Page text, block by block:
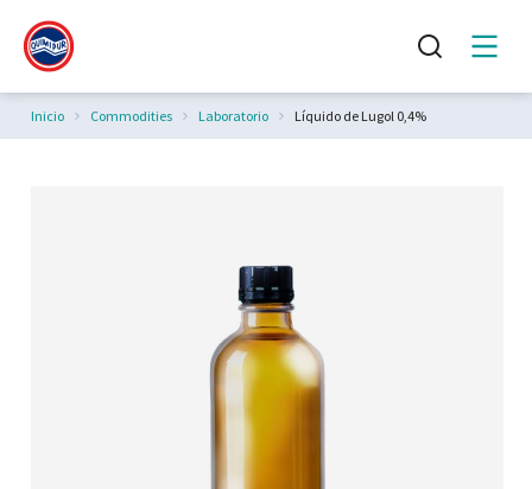
Estás aquí:
Inicio Commodities Laboratorio Líquido de Lugol 0,4%